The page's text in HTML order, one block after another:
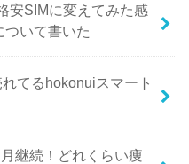
安SIMに変えてみた感
いて書いた
てるhokonuiスマート
継続！どれくらい痩